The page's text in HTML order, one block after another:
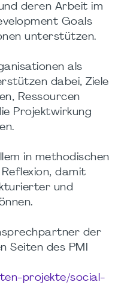
deren Arbeit im
Goals
unterstützen.
als
dabei, Ziele
Ressourcen
Projektwirkung
in methodischen
damit
und
der
Seiten des PMI
projekte/social-